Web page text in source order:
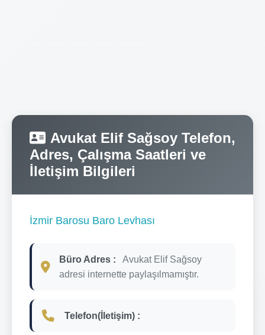
Avukat Elif Sağsoy Telefon,
Adres, Çalışma Saatleri ve
İletişim Bilgileri
İzmir Barosu Baro Levhası
Büro Adres :
Avukat Elif Sağsoy
adresi internette paylaşılmamıştır.
Telefon(İletişim) :